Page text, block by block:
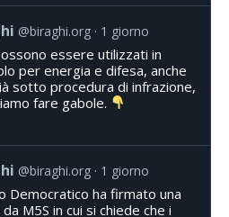
@biraghi.org 1 giorno
essere utilizzati in
per energia e difesa, anche
sotto procedura di infrazione,
fare gabole.
@biraghi.org 1 giorno
Democratico ha firmato una
M5S in cui si chiede che i